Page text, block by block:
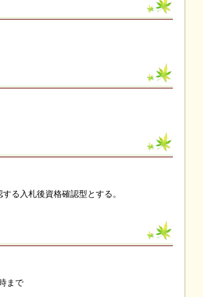
る入札後資格確認型とする。
まで